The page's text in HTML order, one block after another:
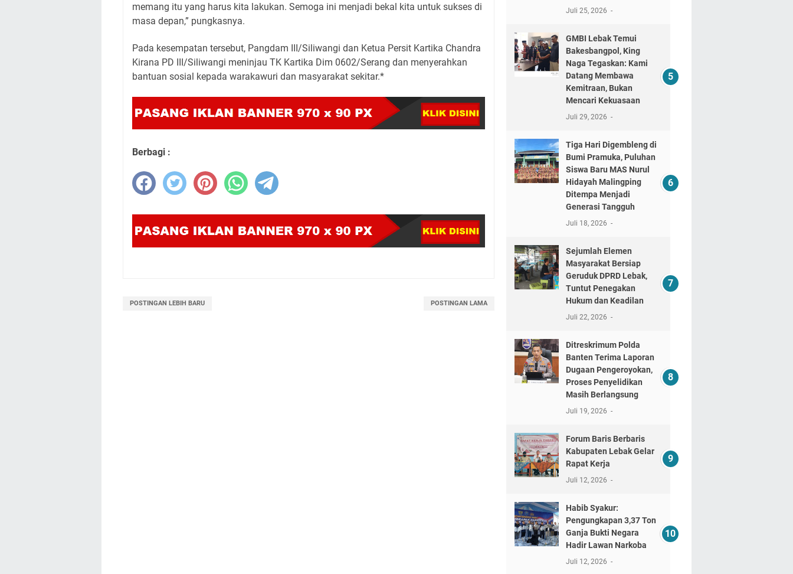
memang itu yang harus kita lakukan. Semoga ini menjadi bekal kita untuk sukses di
masa depan,” pungkasnya.
Pada kesempatan tersebut, Pangdam III/Siliwangi dan Ketua Persit Kartika Chandra
Kirana PD III/Siliwangi meninjau TK Kartika Dim 0602/Serang dan menyerahkan
bantuan sosial kepada warakawuri dan masyarakat sekitar.*
Berbagi :
POSTINGAN LEBIH BARU POSTINGAN LAMA
Juli 25, 2026
GMBI Lebak Temui
Bakesbangpol, King
Naga Tegaskan: Kami
Datang Membawa
Kemitraan, Bukan
Mencari Kekuasaan
Juli 29, 2026
Tiga Hari Digembleng di
Bumi Pramuka, Puluhan
Siswa Baru MAS Nurul
Hidayah Malingping
Ditempa Menjadi
Generasi Tangguh
Juli 18, 2026
Sejumlah Elemen
Masyarakat Bersiap
Geruduk DPRD Lebak,
Tuntut Penegakan
Hukum dan Keadilan
Juli 22, 2026
Ditreskrimum Polda
Banten Terima Laporan
Dugaan Pengeroyokan,
Proses Penyelidikan
Masih Berlangsung
Juli 19, 2026
Forum Baris Berbaris
Kabupaten Lebak Gelar
Rapat Kerja
Juli 12, 2026
​Habib Syakur:
Pengungkapan 3,37 Ton
Ganja Bukti Negara
Hadir Lawan Narkoba
Juli 12, 2026